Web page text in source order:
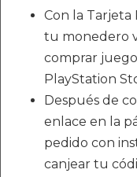
Con la Tarjeta
tu monedero
comprar
PlayStation
Después de
enlace en la
pedido con
canjear tu